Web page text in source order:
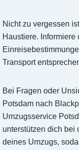
Nicht zu vergessen
Haustiere.
Transport
Bei Fragen oder
Potsdam nach
Umzugsservice
unterstützen dich bei
deines Umzugs,